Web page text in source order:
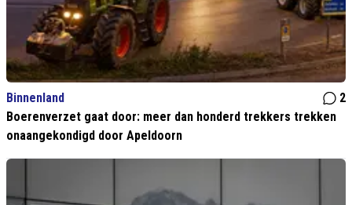
Binnenland
2
Boerenverzet gaat door: meer dan honderd trekkers trekken
onaangekondigd door Apeldoorn